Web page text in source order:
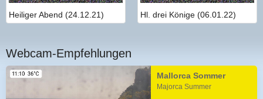
Heiliger Abend (24.12.21) Hl. drei Könige (06.01.22)
Webcam-Empfehlungen
Mallorca Sommer
Majorca Summer